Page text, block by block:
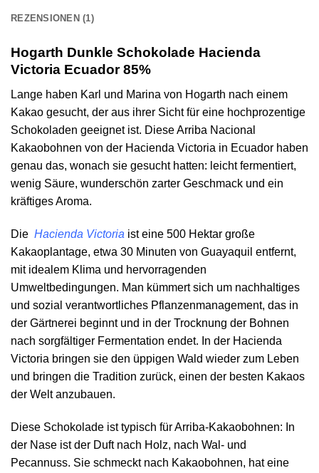
REZENSIONEN (1)
Hogarth Dunkle Schokolade Hacienda
Victoria Ecuador 85%
Lange haben Karl und Marina von Hogarth nach einem
Kakao gesucht, der aus ihrer Sicht für eine hochprozentige
Schokoladen geeignet ist. Diese Arriba Nacional
Kakaobohnen von der Hacienda Victoria in Ecuador haben
genau das, wonach sie gesucht hatten: leicht fermentiert,
wenig Säure, wunderschön zarter Geschmack und ein
kräftiges Aroma.
Die Hacienda Victoria ist eine 500 Hektar große
Kakaoplantage, etwa 30 Minuten von Guayaquil entfernt,
mit idealem Klima und hervorragenden
Umweltbedingungen. Man kümmert sich um nachhaltiges
und sozial verantwortliches Pflanzenmanagement, das in
der Gärtnerei beginnt und in der Trocknung der Bohnen
nach sorgfältiger Fermentation endet. In der Hacienda
Victoria bringen sie den üppigen Wald wieder zum Leben
und bringen die Tradition zurück, einen der besten Kakaos
der Welt anzubauen.
Diese Schokolade ist typisch für Arriba-Kakaobohnen: In
der Nase ist der Duft nach Holz, nach Wal- und
Pecannuss. Sie schmeckt nach Kakaobohnen, hat eine